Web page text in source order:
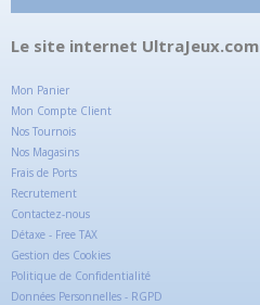
Le site internet UltraJeux.com
Mon Panier
Mon Compte Client
Nos Tournois
Nos Magasins
Frais de Ports
Recrutement
Contactez-nous
Détaxe - Free TAX
Gestion des Cookies
Politique de Confidentialité
Données Personnelles - RGPD